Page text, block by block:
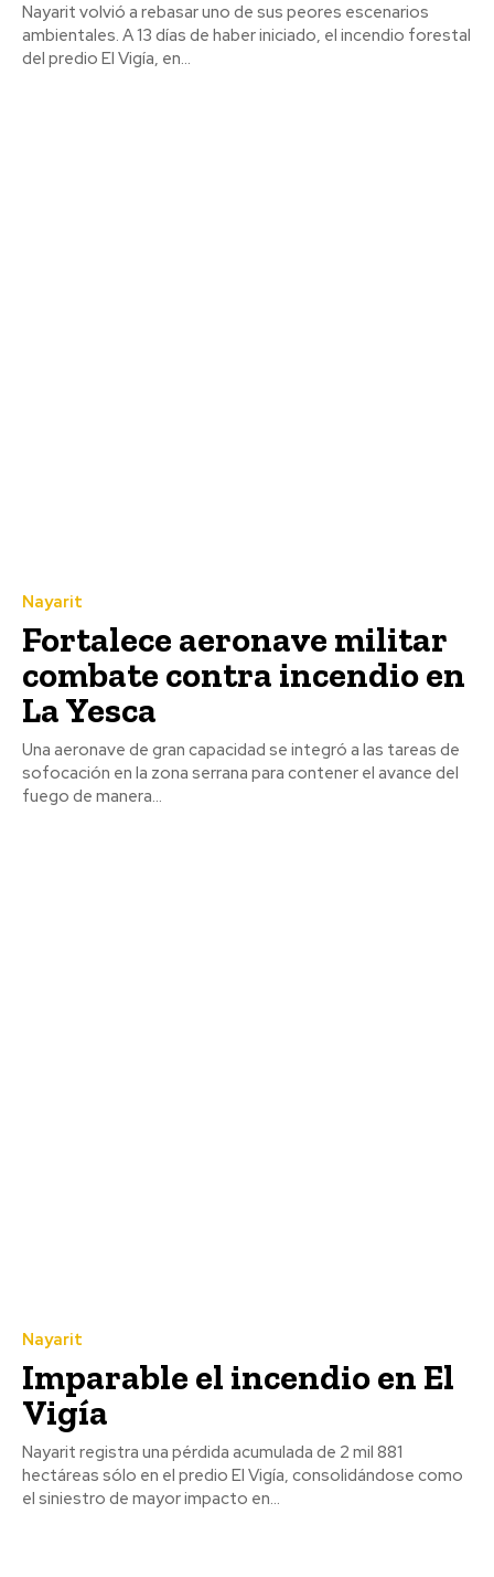
Nayarit volvió a rebasar uno de sus peores escenarios
ambientales. A 13 días de haber iniciado, el incendio forestal
del predio El Vigía, en...
Nayarit
Fortalece aeronave militar
combate contra incendio en
La Yesca
Una aeronave de gran capacidad se integró a las tareas de
sofocación en la zona serrana para contener el avance del
fuego de manera...
Nayarit
Imparable el incendio en El
Vigía
Nayarit registra una pérdida acumulada de 2 mil 881
hectáreas sólo en el predio El Vigía, consolidándose como
el siniestro de mayor impacto en...